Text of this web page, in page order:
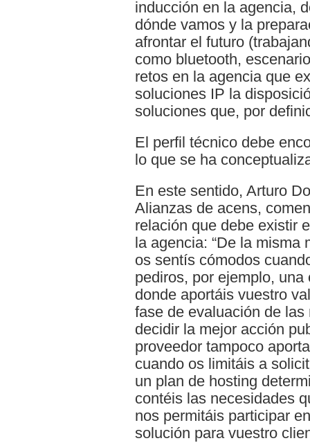
inducción en la agencia,
dónde vamos y la
afrontar el futuro
como bluetooth,
retos en la agencia que
soluciones IP la
soluciones que, por
El perfil técnico debe
lo que se ha
En este sentido, Arturo
Alianzas de acens,
relación que debe existir
la agencia: “De la
os sentís cómodos
pediros, por ejemplo,
donde aportáis vuestro
fase de evaluación de
decidir la mejor acción
proveedor tampoco
cuando os limitáis a
un plan de hosting
contéis las necesidades
nos permitáis participar
solución para vuestro